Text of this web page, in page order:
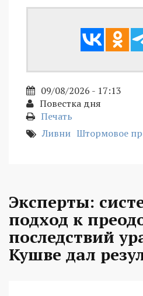
09/08/2026 - 17:13
Повестка дня
Печать
Ливни Штормовое
Эксперты:
подход к
последствий
Кушве дал